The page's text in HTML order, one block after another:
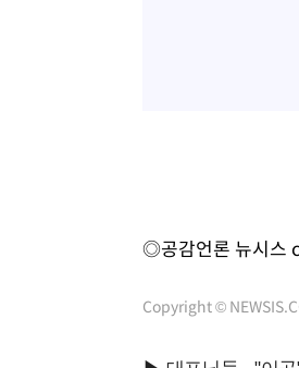
◎공감언론 뉴시스
Copyright ©